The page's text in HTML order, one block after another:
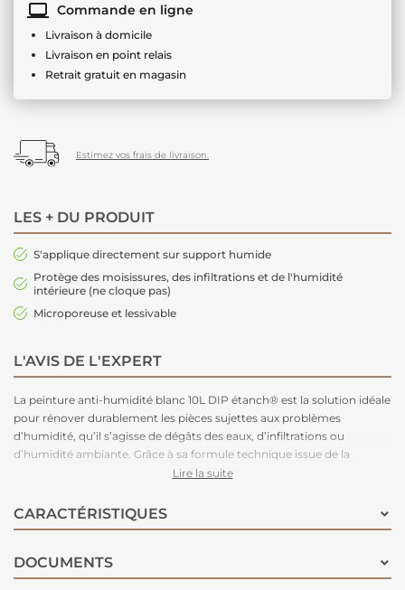
Commande en ligne
Livraison à domicile
Livraison en point relais
Retrait gratuit en magasin
Estimez vos frais de livraison.
LES + DU PRODUIT
S'applique directement sur support humide
Protège des moisissures, des infiltrations et de l'humidité
intérieure (ne cloque pas)
Microporeuse et lessivable
L'AVIS DE L'EXPERT
La peinture anti-humidité blanc 10L DIP étanch® est la solution idéale
pour rénover durablement les pièces sujettes aux problèmes
d’humidité, qu’il s’agisse de dégâts des eaux, d’infiltrations ou
d’humidité ambiante. Grâce à sa formule technique issue de la
technologie DIP étanch®, elle s’applique directement sur support
moisissures sans cloquer. Microporeuse, elle laisse respirer les murs
tout en assurant une excellente protection. Lessivable et décorative,
teintée en machine (pastel uniquement). Idéale pour allier efficacité,
durabilité et esthétique.
Lire la suite
CARACTÉRISTIQUES
DOCUMENTS